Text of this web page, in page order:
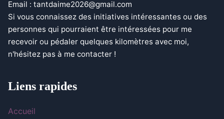
Email : tantdaime2026@gmail.com
Si vous connaissez des initiatives intéressantes ou des
personnes qui pourraient être intéressées pour me
recevoir ou pédaler quelques kilomètres avec moi,
n'hésitez pas à me contacter !
Liens rapides
Accueil